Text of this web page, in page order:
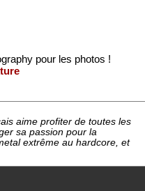
pour les photos !
aime profiter de toutes les
sa passion pour la
extrême au hardcore, et